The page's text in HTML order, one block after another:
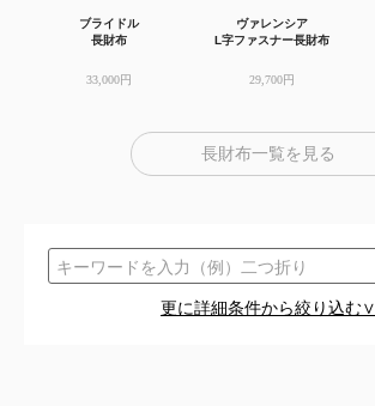
ブライドル
長財布
33,000円
ヴァレンシア
L字ファスナー長財布
29,700円
長財布一覧を見る
更に詳細条件から絞り込む∨